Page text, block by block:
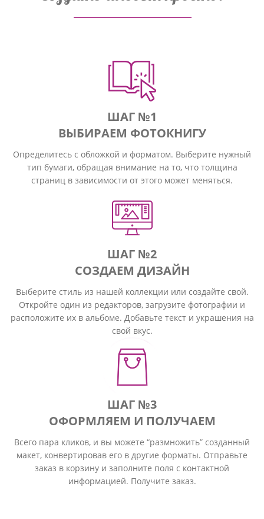
ШАГ №1
ВЫБИРАЕМ ФОТОКНИГУ
Определитесь с обложкой и форматом. Выберите нужный
тип бумаги, обращая внимание на то, что толщина
страниц в зависимости от этого может меняться.
ШАГ №2
СОЗДАЕМ ДИЗАЙН
Выберите стиль из нашей коллекции или создайте свой.
Откройте один из редакторов, загрузите фотографии и
расположите их в альбоме. Добавьте текст и украшения на
свой вкус.
ШАГ №3
ОФОРМЛЯЕМ И ПОЛУЧАЕМ
Всего пара кликов, и вы можете “размножить” созданный
макет, конвертировав его в другие форматы. Отправьте
заказ в корзину и заполните поля с контактной
информацией. Получите заказ.